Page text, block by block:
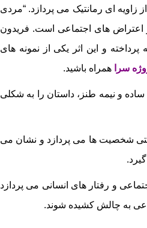
از زاویه‌ ای رمانتیک می‌ پردازد. “مردی
اعتراض‌ های اجتماعی است. فریدون
و این اثر یکی از نمونه‌ های
سرا همراه باشید.
ساده و نیمه‌ طنز، داستان را به شکلی
شخصیت‌ ها می‌ پردازد و نشان می‌
و رفتار های انسانی می‌ پردازد
به چالش کشیده شوند.